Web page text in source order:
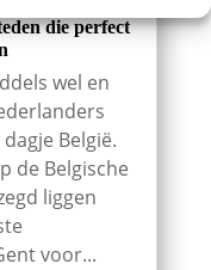
die perfect
wel en
België.
de Belgische
liggen
voor...